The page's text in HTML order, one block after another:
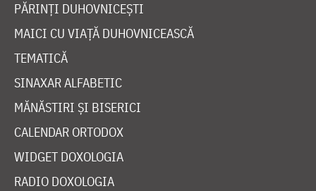
PĂRINȚI DUHOVNICEȘTI
MAICI CU VIAȚĂ DUHOVNICEASCĂ
TEMATICĂ
SINAXAR ALFABETIC
MĂNĂSTIRI ȘI BISERICI
CALENDAR ORTODOX
WIDGET DOXOLOGIA
RADIO DOXOLOGIA